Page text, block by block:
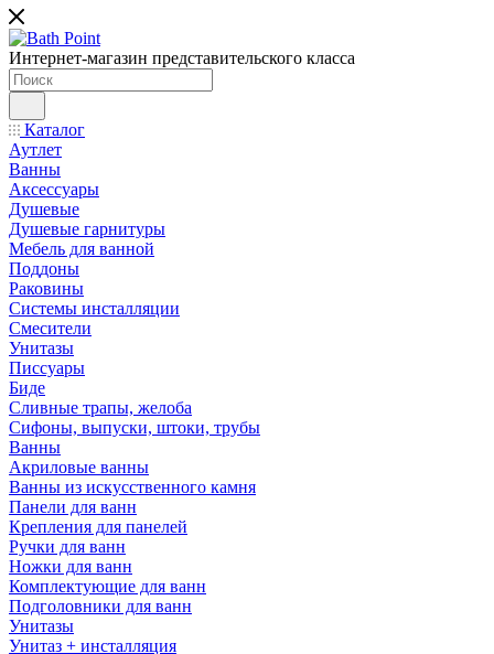
Интернет-магазин представительского класса
Каталог
Аутлет
Ванны
Аксессуары
Душевые
Душевые гарнитуры
Мебель для ванной
Поддоны
Раковины
Системы инсталляции
Смесители
Унитазы
Писсуары
Биде
Сливные трапы, желоба
Сифоны, выпуски, штоки, трубы
Ванны
Акриловые ванны
Ванны из искусственного камня
Панели для ванн
Крепления для панелей
Ручки для ванн
Ножки для ванн
Комплектующие для ванн
Подголовники для ванн
Унитазы
Унитаз + инсталляция